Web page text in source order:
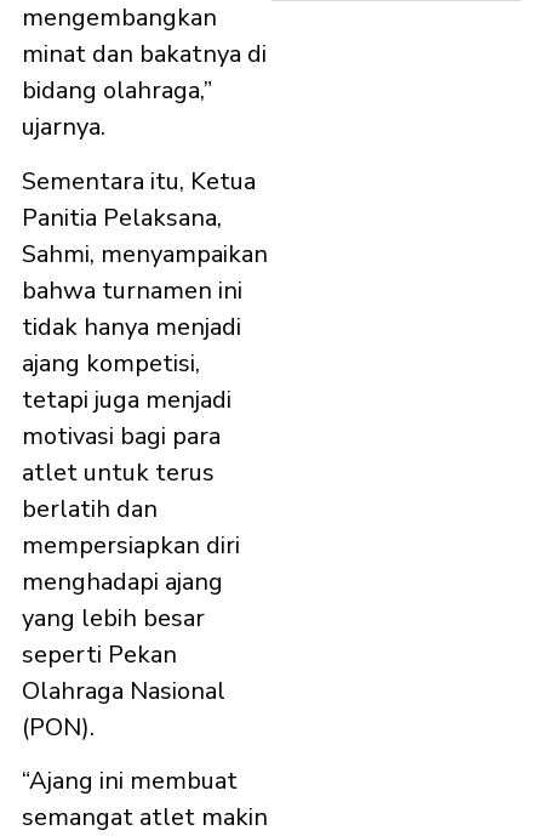
mengembangkan
minat dan bakatnya di
bidang olahraga,”
ujarnya.
Sementara itu, Ketua
Panitia Pelaksana,
Sahmi, menyampaikan
bahwa turnamen ini
tidak hanya menjadi
ajang kompetisi,
tetapi juga menjadi
motivasi bagi para
atlet untuk terus
berlatih dan
mempersiapkan diri
menghadapi ajang
yang lebih besar
seperti Pekan
Olahraga Nasional
(PON).
“Ajang ini membuat
semangat atlet makin